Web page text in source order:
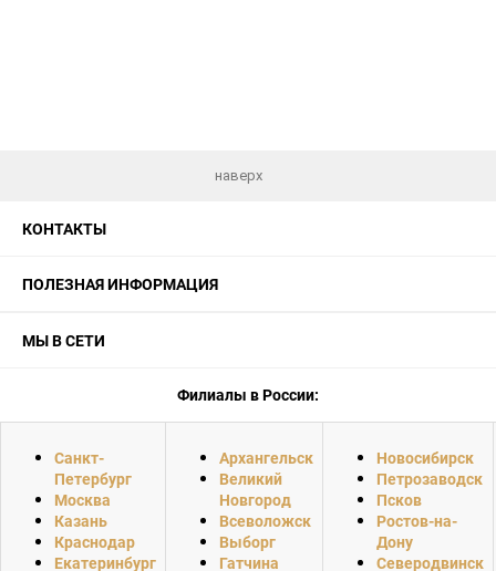
наверх
КОНТАКТЫ
ПОЛЕЗНАЯ ИНФОРМАЦИЯ
МЫ В СЕТИ
Филиалы в России:
Санкт-
Петербург
Москва
Казань
Краснодар
Екатеринбург
Архангельск
Великий
Новгород
Всеволожск
Выборг
Гатчина
Новосибирск
Петрозаводск
Псков
Ростов-на-
Дону
Северодвинск